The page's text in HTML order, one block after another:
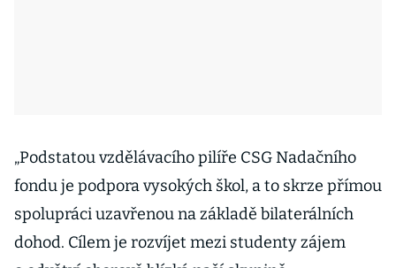
„Podstatou vzdělávacího pilíře CSG Nadačního
fondu je podpora vysokých škol, a to skrze přímou
spolupráci uzavřenou na základě bilaterálních
dohod. Cílem je rozvíjet mezi studenty zájem